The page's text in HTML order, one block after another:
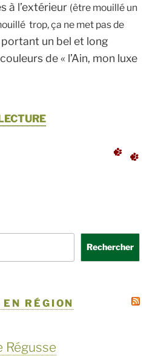
à l’extérieur (être mouillé un
trop, ça ne met pas de
un bel et long
de « l’Ain, mon luxe
de
la
Valserine,
pied,
vélo,
Rechercher
RÉGION
Régusse